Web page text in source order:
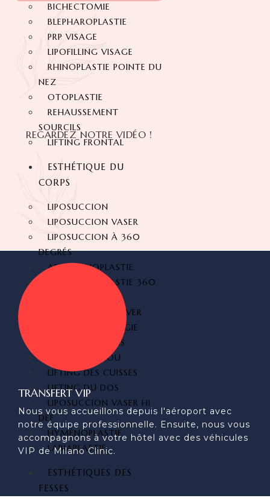
BICHECTOMIE
BLEPHAROPLASTIE
PRP VISAGE
LIPOFILLING VISAGE
RHINOPLASTIE POINTE DU
NEZ
OTOPLASTIE
REHAUSSEMENT
SOURCILS
LIFTING FRONTAL
ESTHÉTIQUE DU
CORPS
LIPOSUCCION
LIPOSUCCION VASER
LIPOSUCCION À 360
DEGRÉS
ABDOMINOPLASTIE
ABDOMINOPLASTIE 360
MOMMY MAKEOVER
SIX PACK CHIRURGIE
LIFTING DES BRAS
LIFTING DU COU
LIFTING DES CUISSES
LIFTING DU DOS
LIPOSUCCION VASER HI
DEF
HYMÉNOPLASTIE
LABIAPLASTIE
ESTHÉTIQUES DES
FESSES
REGARDEZ NOTRE VIDÉO !
TRANSFERT VIP
Nous vous accueillons depuis l'aéroport avec
notre équipe professionnelle. Ensuite, nous vous
accompagnons à votre hôtel avec des véhicules
VIP de Milano Clinic.